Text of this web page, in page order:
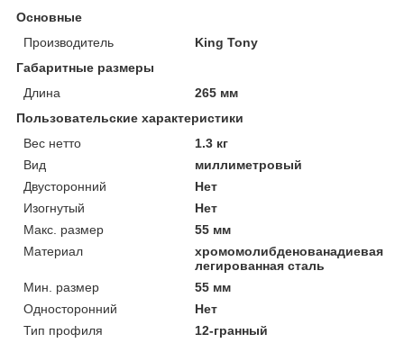
Основные
Производитель
King Tony
Габаритные размеры
Длина
265 мм
Пользовательские характеристики
Вес нетто
1.3 кг
Вид
миллиметровый
Двусторонний
Нет
Изогнутый
Нет
Макс. размер
55 мм
Материал
хромомолибденованадиевая
легированная сталь
Мин. размер
55 мм
Односторонний
Нет
Тип профиля
12-гранный